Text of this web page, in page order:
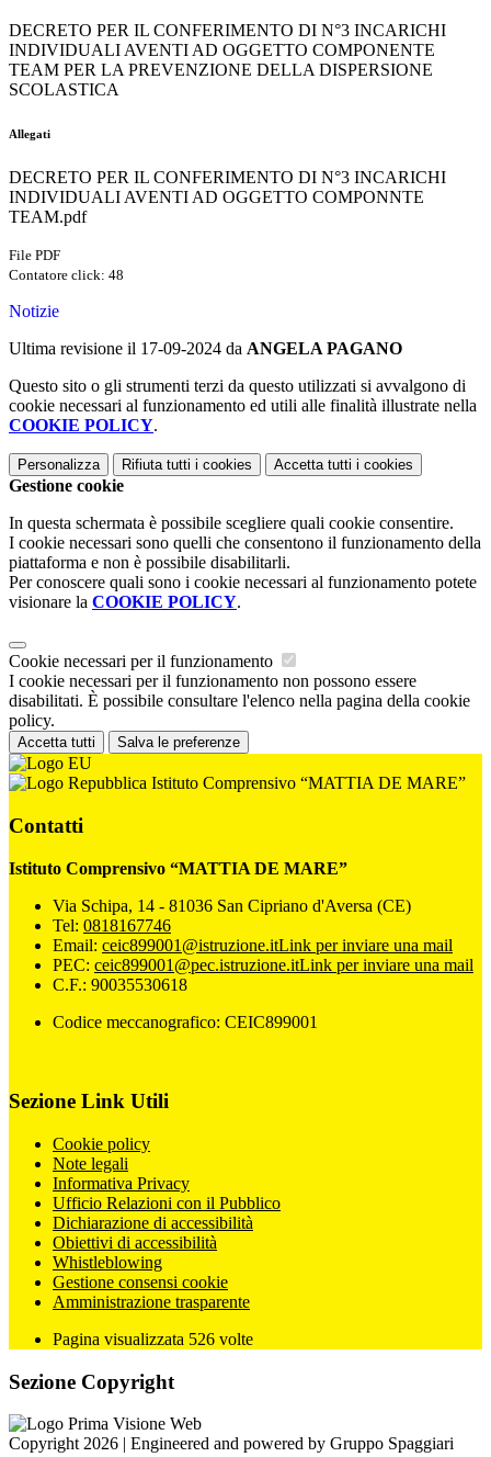
DECRETO PER IL CONFERIMENTO DI N°3 INCARICHI
INDIVIDUALI AVENTI AD OGGETTO COMPONENTE
TEAM PER LA PREVENZIONE DELLA DISPERSIONE
SCOLASTICA
Allegati
DECRETO PER IL CONFERIMENTO DI N°3 INCARICHI
INDIVIDUALI AVENTI AD OGGETTO COMPONNTE
TEAM.pdf
File PDF
Contatore click: 48
Notizie
Ultima revisione il 17-09-2024 da ANGELA PAGANO
Questo sito o gli strumenti terzi da questo utilizzati si avvalgono di
cookie necessari al funzionamento ed utili alle finalità illustrate nella
COOKIE POLICY.
Personalizza Rifiuta tutti i cookies Accetta tutti i cookies
Gestione cookie
In questa schermata è possibile scegliere quali cookie consentire.
I cookie necessari sono quelli che consentono il funzionamento della
piattaforma e non è possibile disabilitarli.
Per conoscere quali sono i cookie necessari al funzionamento potete
visionare la COOKIE POLICY.
Cookie necessari per il funzionamento
I cookie necessari per il funzionamento non possono essere
disabilitati. È possibile consultare l'elenco nella pagina della cookie
policy.
Accetta tutti Salva le preferenze
Istituto Comprensivo “MATTIA DE MARE”
Contatti
Istituto Comprensivo “MATTIA DE MARE”
Via Schipa, 14 - 81036 San Cipriano d'Aversa (CE)
Tel: 0818167746
Email: ceic899001@istruzione.itLink per inviare una mail
PEC: ceic899001@pec.istruzione.itLink per inviare una mail
C.F.: 90035530618
Codice meccanografico: CEIC899001
Sezione Link Utili
Cookie policy
Note legali
Informativa Privacy
Ufficio Relazioni con il Pubblico
Dichiarazione di accessibilità
Obiettivi di accessibilità
Whistleblowing
Gestione consensi cookie
Amministrazione trasparente
Pagina visualizzata 526 volte
Sezione Copyright
Copyright 2026 | Engineered and powered by Gruppo Spaggiari